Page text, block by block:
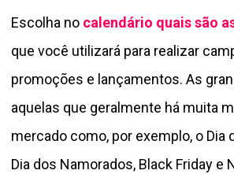
Escolha no calendário quais são
que você utilizará para realizar
promoções e lançamentos. As
aquelas que geralmente há muita
mercado como, por exemplo, o Dia
Dia dos Namorados, Black Friday e